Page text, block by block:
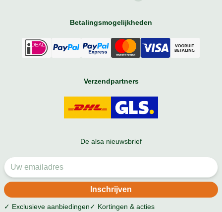
Betalingsmogelijkheden
Verzendpartners
De alsa nieuwsbrief
✓ Exclusieve aanbiedingen✓ Kortingen & acties